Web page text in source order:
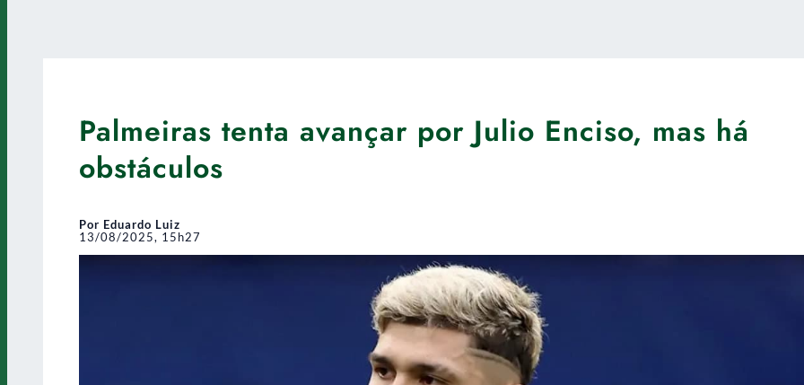
Palmeiras tenta avançar por Julio Enciso, mas há
obstáculos
Por Eduardo Luiz
13/08/2025, 15h27